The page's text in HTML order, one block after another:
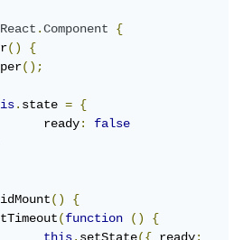
React.Component
{
()
{
();
.state =
{
			ready
:
false
()
{
(function ()
{